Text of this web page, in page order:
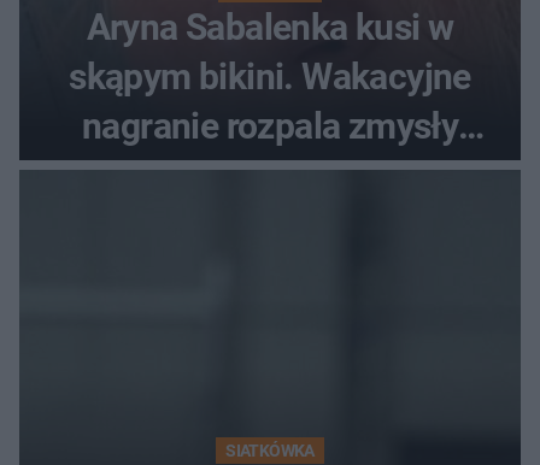
Aryna Sabalenka kusi w
skąpym bikini. Wakacyjne
nagranie rozpala zmysły
fanów
SIATKÓWKA